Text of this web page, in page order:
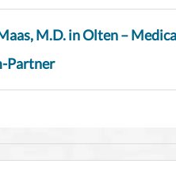
M.D. in Olten –
Partner